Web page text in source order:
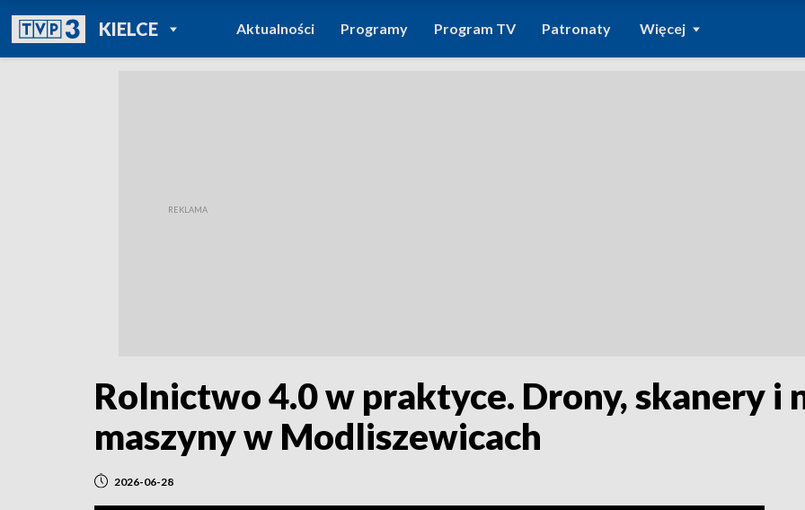
KIELCEPOWRÓT DO
TVP REGIONY
Aktualności Programy Program TV Patronaty Więcej
Rolnictwo 4.0 w praktyce. Drony, skanery i
maszyny w Modliszewicach
2026-06-28